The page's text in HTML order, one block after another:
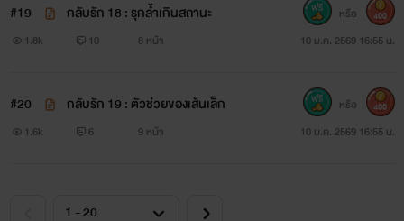
#19 กลับรัก 18 : รุกล้ำเกินสถานะ
1.8k 10 8 หน้า 10 ม.ค. 2569 16:55 น.
หรือ 400
#20 กลับรัก 19 : ตัวช่วยของเส้นเล็ก
1.6k 6 9 หน้า 10 ม.ค. 2569 16:55 น.
หรือ 400